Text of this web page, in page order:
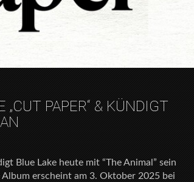
„CUT PAPER“ & KÜNDIGT
Blue Lake heute mit “The Animal” sein
erscheint am 3. Oktober 2025 bei